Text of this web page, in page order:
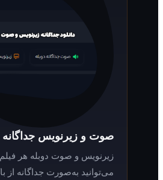
صوت و زیرنویس جداگانه
زیرنویس و صوت دوبله هر فیلم و سریال را
می‌توانید به‌صورت جداگانه از باکس دانلود